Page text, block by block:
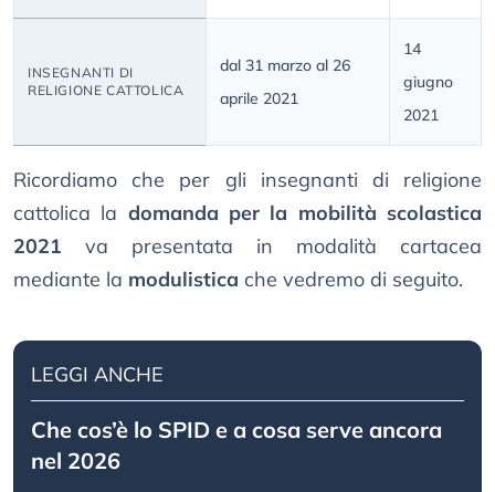
INSEGNANTI DI
RELIGIONE CATTOLICA
dal 31 marzo al 26
aprile 2021
14
giugno
2021
Ricordiamo che per gli insegnanti di religione
cattolica la domanda per la mobilità scolastica
2021 va presentata in modalità cartacea
mediante la modulistica che vedremo di seguito.
LEGGI ANCHE
Che cos’è lo SPID e a cosa serve ancora
nel 2026